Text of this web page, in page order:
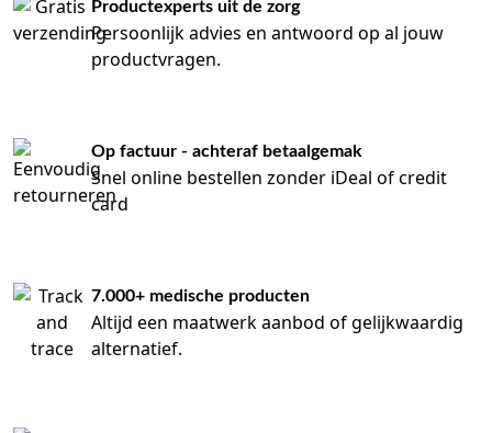
Productexperts uit de zorg
Persoonlijk advies en antwoord op al jouw
productvragen.
Op factuur - achteraf betaalgemak
Snel online bestellen zonder iDeal of credit
card
7.000+ medische producten
Altijd een maatwerk aanbod of gelijkwaardig
alternatief.